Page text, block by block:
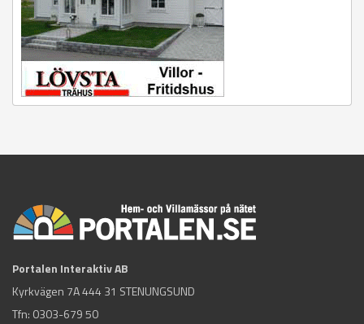
Portalen Interaktiv AB
Kyrkvägen 7A 444 31 STENUNGSUND
Tfn: 0303-679 50